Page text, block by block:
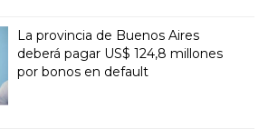
La provincia de Buenos Aires
deberá pagar US$ 124,8 millones
por bonos en default